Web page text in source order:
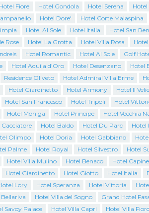
Hotel Fiore Hotel Gondola Hotel Serena Hotel
Hotel Dore' Hotel Corte Malaspina
Hotel Al Sole Hotel Italia Hotel San
Rose Hotel La Grotta Hotel Villa Rosa
Hotel Romantic Hotel Al Sole Golf
Hotel Aquila d'Oro Hotel Desenzano Hotel
Residence Oliveto Hotel Admiral Villa Erme
Hotel Giardinetto Hotel Armony Hotel Il
Hotel San Francesco Hotel Tripoli Hotel
Hotel Moniga Hotel Principe Hotel Vecchia
Cacciatore Hotel Baldo Hotel Du Parc Hotel
Olimpo Hotel Doria Hotel Gabbiano
Palme Hotel Royal Hotel Silvestro Hotel
Hotel Villa Mulino Hotel Benaco Hotel
Hotel Giardinetto Hotel Giotto Hotel Italia
Lory Hotel Speranza Hotel Vittoria
Bellariva Hotel Villa del Sogno Grand Hotel
Savoy Palace Hotel Villa Capri Hotel Villa